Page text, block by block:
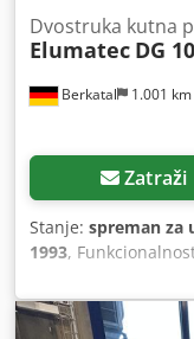
Berkatal 1.001 km
Dvostruka kutna
Elumatec DG
Zatraži
Stanje: spreman za
1993,
ukupna dužina:
ukupna visina: